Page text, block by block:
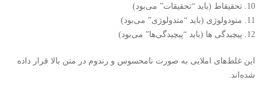
10. تحقیقاط (باید “تحقیقات” می‌بود)
11. متودولوژی (باید “متدولوژی” می‌بود)
12. پیچیدگی ها (باید “پیچیدگی‌ها” می‌بود)
این غلط‌های املایی به صورت نامحسوس و رندوم در متن بالا قرار داده
شده‌اند.